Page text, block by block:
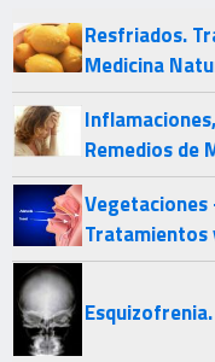
Resfriados.
Medicina
Remedios de
Vegetaciones
Tratamientos